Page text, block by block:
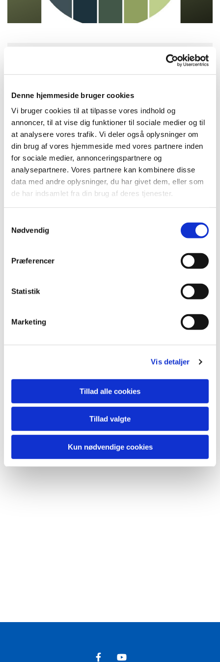
Denne hjemmeside bruger cookies
Vi bruger cookies til at tilpasse vores indhold og
annoncer, til at vise dig funktioner til sociale medier og til
at analysere vores trafik. Vi deler også oplysninger om
din brug af vores hjemmeside med vores partnere inden
for sociale medier, annonceringspartnere og
analysepartnere. Vores partnere kan kombinere disse
data med andre oplysninger, du har givet dem, eller som
de har indsamlet fra din brug af deres tjenester.
Nødvendig
Præferencer
Statistik
Marketing
Vis detaljer
Tillad alle cookies
Tillad valgte
Kun nødvendige cookies
Solvang Kirke, Remisevej 10, 2300
København S
Du vil måske også kunne